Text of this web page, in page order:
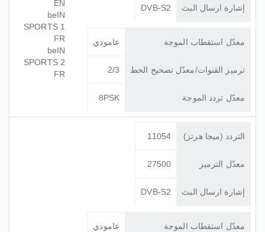
إشارة ارسال البث DVB-S2
معدّل استقطاب الموجة عامودي
ترميز القنوات/معدّل تصحيح الخط 2/3
معدّل تردد الموجة 8PSK
EN
beIN
SPORTS 1
FR
beIN
SPORTS 2
FR
التردد (ميجا هرتز) 11054
معدّل الترميز 27500
إشارة ارسال البث DVB-S2
معدّل استقطاب الموجة عامودي